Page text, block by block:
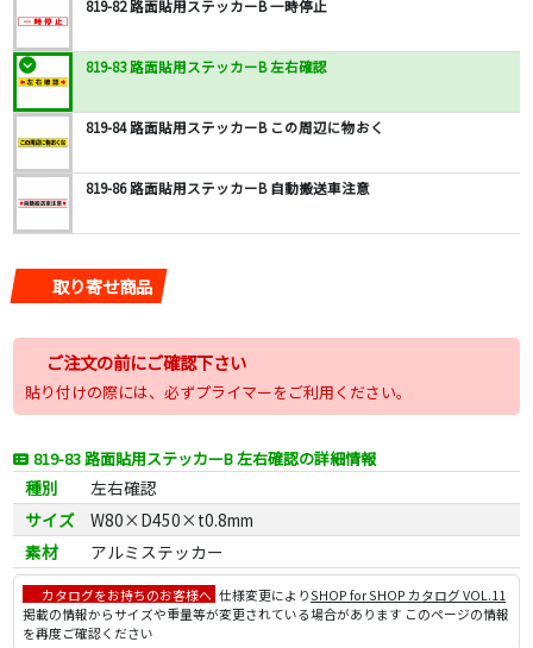
819-82 路面貼用ステッカーB 一時停止
819-83 路面貼用ステッカーB 左右確認
819-84 路面貼用ステッカーB この周辺に物おく
819-86 路面貼用ステッカーB 自動搬送車注意
取り寄せ商品
ご注文の前にご確認下さい
貼り付けの際には、必ずプライマーをご利用ください。
819-83 路面貼用ステッカーB 左右確認の詳細情報
種別
左右確認
サイズ
W80×D450×t0.8mm
素材
アルミステッカー
カタログをお持ちのお客様へ 仕様変更によりSHOP for SHOP カタログ VOL.11
掲載の情報からサイズや重量等が変更されている場合があります このページの情報
を再度ご確認ください